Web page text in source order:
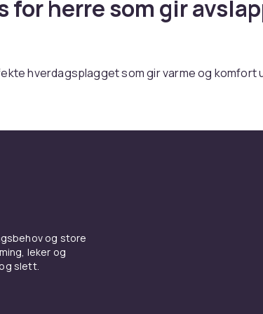
for herre som gir
hverdagsplagget som gir varme og komfort
kvalitet
innside gir mykhet og varme. French terry er
og store
leker og
slett.